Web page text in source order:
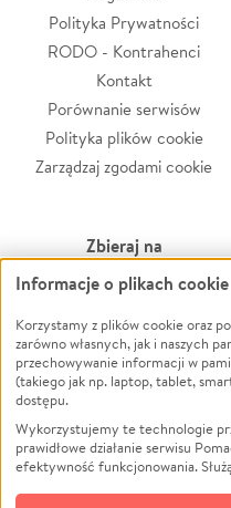
Polityka Prywatności
RODO - Kontrahenci
Kontakt
Porównanie serwisów
Polityka plików cookie
Zarządzaj zgodami cookie
Zbieraj na
Leczenie
Zwierzęta
Pożar
Ukraina
Pomoc Finansowa
Projekty
Pogrzeb
Informacje o plikach cookie
Korzystamy z plików cookie oraz
zarówno własnych, jak i naszych
przechowywanie informacji w
(takiego jak np. laptop, tablet,
dostępu.
Wykorzystujemy te technologie
prawidłowe działanie serwisu
efektywność funkcjonowania.